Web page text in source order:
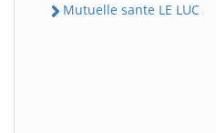
Mutuelle sante LE LUC